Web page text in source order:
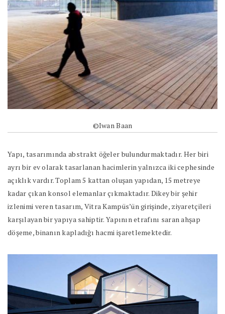
©Iwan Baan
Yapı, tasarımında abstrakt öğeler bulundurmaktadır. Her biri
ayrı bir ev olarak tasarlanan hacimlerin yalnızca iki cephesinde
açıklık vardır. Toplam 5 kattan oluşan yapıdan, 15 metreye
kadar çıkan konsol elemanlar çıkmaktadır. Dikey bir şehir
izlenimi veren tasarım, Vitra Kampüs’ün girişinde, ziyaretçileri
karşılayan bir yapıya sahiptir. Yapının etrafını saran ahşap
döşeme, binanın kapladığı hacmi işaretlemektedir.